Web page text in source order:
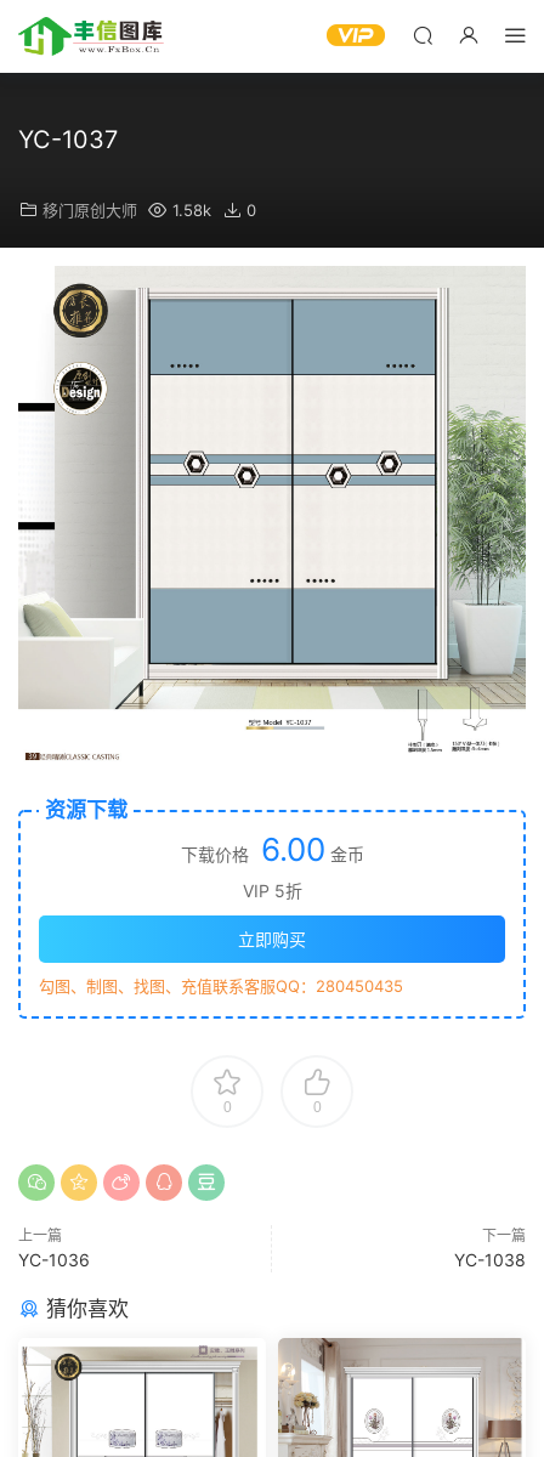
YC-1037
移门原创大师 1.58k 0
资源下载
下载价格 6.00 金币
VIP 5折
立即购买
勾图、制图、找图、充值联系客服QQ：280450435
0 0
上一篇
YC-1036
下一篇
YC-1038
猜你喜欢